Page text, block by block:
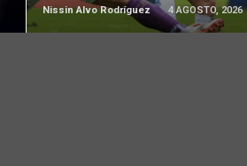
Nissin Alvo Rodríguez 4 AGOSTO, 2026